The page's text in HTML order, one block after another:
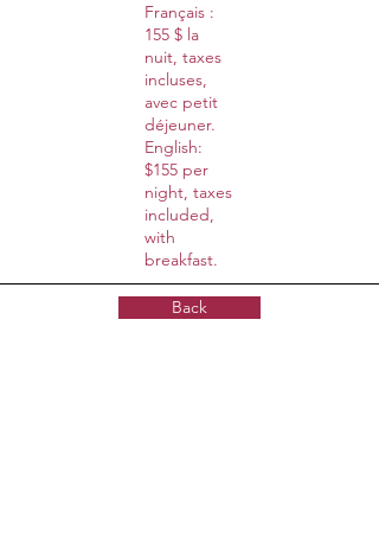
Français :
155 $ la
nuit, taxes
incluses,
avec petit
déjeuner.
English:
$155 per
night, taxes
included,
with
breakfast.
Back